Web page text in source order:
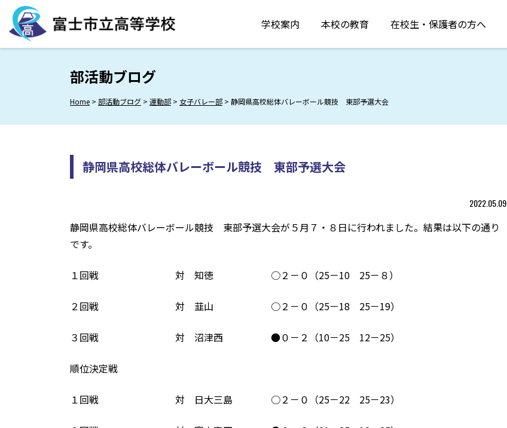
Skip
content
学校案内 本校の教育 在校生・保護者の方へ
部活動ブログ
Home > 部活動ブログ > 運動部 > 女子バレー部 > 静岡県高校総体バレーボール競技 東部予選大会
静岡県高校総体バレーボール競技 東部予選大会
2022.05.09
静岡県高校総体バレーボール競技 東部予選大会が５月７・８日に行われました。結果は以下の通り
です。
１回戦 対 知徳 ○２－０（25－10 25－８）
２回戦 対 韮山 ○２－０（25－18 25－19）
３回戦 対 沼津西 ●０－２（10－25 12－25）
順位決定戦
１回戦 対 日大三島 ○２－０（25－22 25－23）